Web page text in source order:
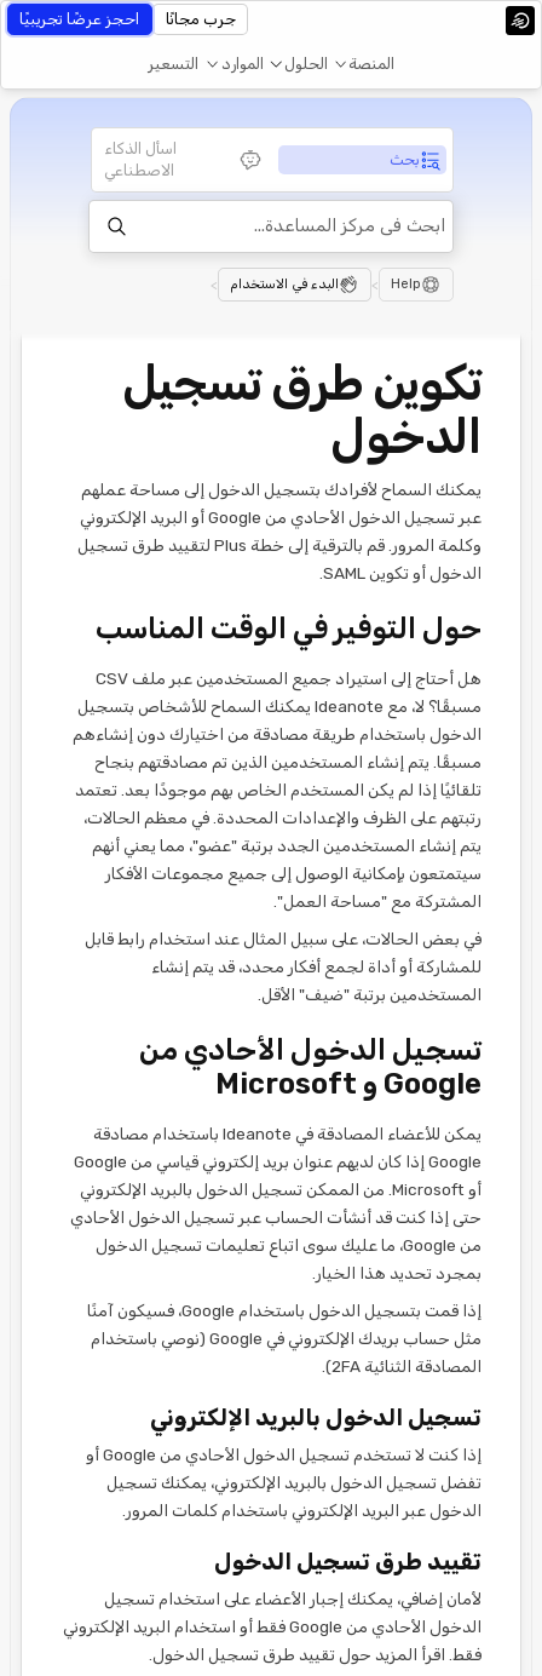
المنصة الحلول الموارد التسعير
جرب مجانًا احجز عرضًا تجريبيًا
بحث
اسأل الذكاء
الاصطناعي
Help
> البدء في الاستخدام >
تكوين طرق تسجيل
الدخول
يمكنك السماح لأفرادك بتسجيل الدخول إلى مساحة عملهم
عبر تسجيل الدخول الأحادي من Google أو البريد الإلكتروني
وكلمة المرور. قم بالترقية إلى خطة Plus لتقييد طرق تسجيل
الدخول أو تكوين SAML.
حول التوفير في الوقت المناسب
هل أحتاج إلى استيراد جميع المستخدمين عبر ملف CSV
مسبقًا؟ لا، مع Ideanote يمكنك السماح للأشخاص بتسجيل
الدخول باستخدام طريقة مصادقة من اختيارك دون إنشاءهم
مسبقًا. يتم إنشاء المستخدمين الذين تم مصادقتهم بنجاح
تلقائيًا إذا لم يكن المستخدم الخاص بهم موجودًا بعد. تعتمد
رتبتهم على الظرف والإعدادات المحددة. في معظم الحالات،
يتم إنشاء المستخدمين الجدد برتبة "عضو"، مما يعني أنهم
سيتمتعون بإمكانية الوصول إلى جميع مجموعات الأفكار
المشتركة مع "مساحة العمل".
في بعض الحالات، على سبيل المثال عند استخدام رابط قابل
للمشاركة أو أداة لجمع أفكار محدد، قد يتم إنشاء
المستخدمين برتبة "ضيف" الأقل.
تسجيل الدخول الأحادي من
Google و Microsoft
يمكن للأعضاء المصادقة في Ideanote باستخدام مصادقة
Google إذا كان لديهم عنوان بريد إلكتروني قياسي من Google
أو Microsoft. من الممكن تسجيل الدخول بالبريد الإلكتروني
حتى إذا كنت قد أنشأت الحساب عبر تسجيل الدخول الأحادي
من Google، ما عليك سوى اتباع تعليمات تسجيل الدخول
بمجرد تحديد هذا الخيار.
إذا قمت بتسجيل الدخول باستخدام Google، فسيكون آمنًا
مثل حساب بريدك الإلكتروني في Google (نوصي باستخدام
المصادقة الثنائية 2FA).
تسجيل الدخول بالبريد الإلكتروني
إذا كنت لا تستخدم تسجيل الدخول الأحادي من Google أو
تفضل تسجيل الدخول بالبريد الإلكتروني، يمكنك تسجيل
الدخول عبر البريد الإلكتروني باستخدام كلمات المرور.
تقييد طرق تسجيل الدخول
لأمان إضافي، يمكنك إجبار الأعضاء على استخدام تسجيل
الدخول الأحادي من Google فقط أو استخدام البريد الإلكتروني
فقط. اقرأ المزيد حول تقييد طرق تسجيل الدخول.